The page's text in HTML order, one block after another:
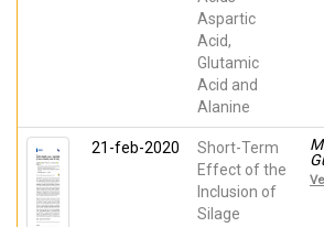
Aspartic
Acid,
Glutamic
Acid and
Alanine
21-feb-2020
Short-Term
Effect of the
Inclusion of
Silage